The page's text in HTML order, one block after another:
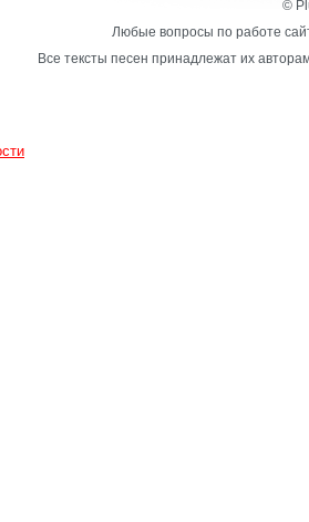
©
Любые вопросы по работе
Все тексты песен принадлежат их